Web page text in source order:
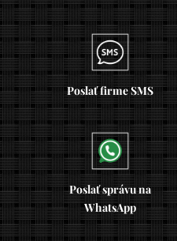
Poslať firme SMS
Poslať správu na
WhatsApp